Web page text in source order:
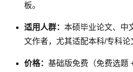
板。
适用人群： 本硕毕业论文、中
文作者，尤其适配本科/专科论
价格： 基础版免费（免费选题